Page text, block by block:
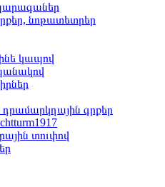
նոթատետրեր
կապով
գրքեր
տուփով